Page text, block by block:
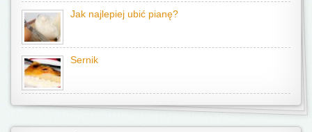
Jak najlepiej ubić pianę?
Sernik